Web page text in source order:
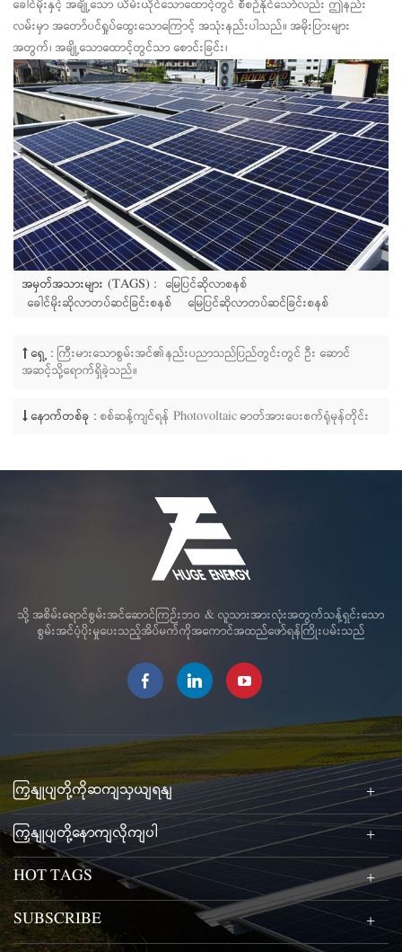
ခေါင်မိုးနှင့် အချို့သော ယိမ်းယိုင်သောထောင့်တွင် စီစဉ်နိုင်သော်လည်း ဤနည်း
လမ်းမှာ အတော်ပင်ရှုပ်ထွေးသောကြောင့် အသုံးနည်းပါသည်။ အမိုးပြားများ
အတွက်၊ အချို့သောထောင့်တွင်သာ စောင်းခြင်း၊
အမှတ်အသားများ (TAGS) : မြေပြင်ဆိုလာစနစ်
ခေါင်မိုးဆိုလာတပ်ဆင်ခြင်းစနစ်
မြေပြင်ဆိုလာတပ်ဆင်ခြင်းစနစ်
ရှေ့ : ကြီးမားသောစွမ်းအင်၏နည်းပညာသည်ပြည်တွင်းတွင် ဦး ဆောင်
အဆင့်သို့ရောက်ရှိခဲ့သည်။
နောက်တစ်ခု : စစ်ဆန့်ကျင်ရန် Photovoltaic ဓာတ်အားပေးစက်ရုံမုန်တိုင်း
သို့ အစိမ်းရောင်စွမ်းအင်ဆောင်ကြဉ်းဘဝ & လူသားအားလုံးအတွက်သန့်ရှင်းသော
စွမ်းအင်ပံ့ပိုးမှုပေးသည့်အိပ်မက်ကိုအကောင်အထည်ဖော်ရန်ကြိုးပမ်းသည်
ကြှနျုပျတို့ကိုဆကျသှယျရနျ
ကြှနျုပျတို့နောကျလိုကျပါ
HOT TAGS
SUBSCRIBE